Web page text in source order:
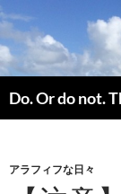
コ
ン
テ
ン
ツ
へ
Do. Or do not.
索
アラフィフな日々